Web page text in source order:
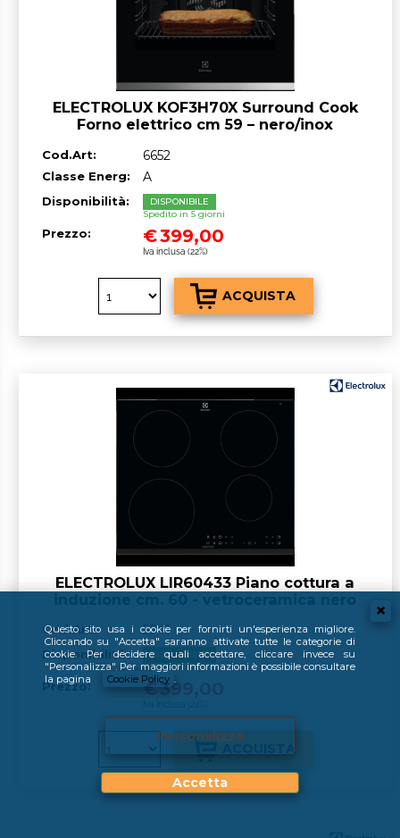
Questo sito usa i cookie per fornirti un'esperienza migliore.
Cliccando su "Accetta" saranno attivate tutte le categorie di
cookie. Per decidere quali accettare, cliccare invece su
"Personalizza". Per maggiori informazioni è possibile consultare
la pagina
Cookie Policy .
Personalizza
Accetta
ELECTROLUX KOF3H70X Surround Cook
Forno elettrico cm 59 – nero/inox
Cod.Art: 6652
Classe Energ: A
Disponibilità:
DISPONIBILE
Spedito in 5 giorni
Prezzo: €399,00
Iva inclusa (22%)
ELECTROLUX LIR60433 Piano cottura a
Cod.Art: 5941
Disponibilità:
DISPONIBILE
Spedito in 5 giorni
Prezzo: €399,00